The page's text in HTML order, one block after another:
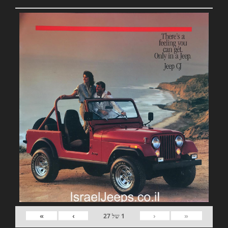
«
‹
1 של27
›
»